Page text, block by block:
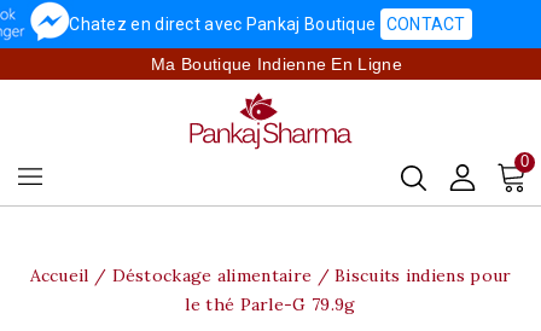
Chatez en direct avec Pankaj Boutique CONTACT
Ma Boutique Indienne En Ligne
0
Accueil Déstockage alimentaire
Biscuits indiens pour
le thé Parle-G 79.9g